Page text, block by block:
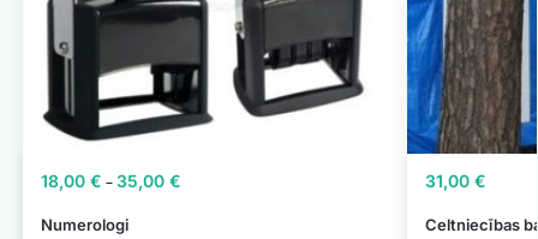
Numerologi
18,00 € –35,00 €
Celtniecības
31,00 €